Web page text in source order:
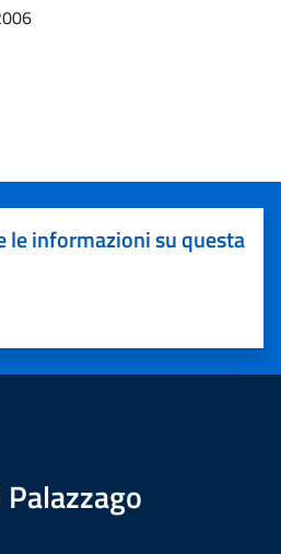
le informazioni su questa
su 5
su 5
5